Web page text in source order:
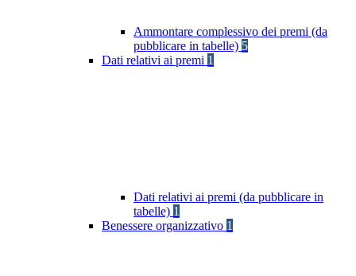
Ammontare complessivo dei premi (da
pubblicare in tabelle) 5
Dati relativi ai premi 1
Dati relativi ai premi (da pubblicare in
tabelle) 1
Benessere organizzativo 1